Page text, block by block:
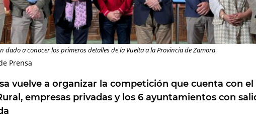
dado a conocer los primeros detalles de la Vuelta a la Provincia de Zamora
Prensa
vuelve a organizar la competición que cuenta con el
empresas privadas y los 6 ayuntamientos con